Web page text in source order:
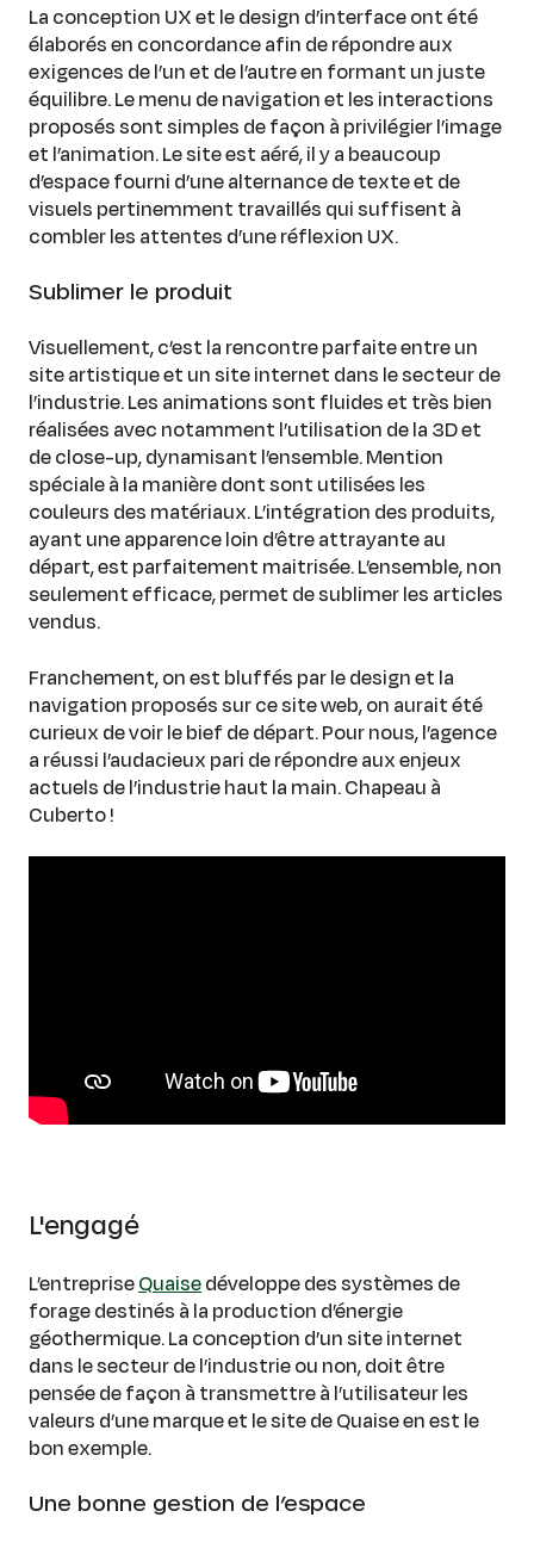
La conception UX et le design d’interface ont été
élaborés en concordance afin de répondre aux
exigences de l’un et de l’autre en formant un juste
équilibre. Le menu de navigation et les interactions
proposés sont simples de façon à privilégier l’image
et l’animation. Le site est aéré, il y a beaucoup
d’espace fourni d’une alternance de texte et de
visuels pertinemment travaillés qui suffisent à
combler les attentes d’une réflexion UX.
Sublimer le produit
Visuellement, c’est la rencontre parfaite entre un
site artistique et un site internet dans le secteur de
l’industrie. Les animations sont fluides et très bien
réalisées avec notamment l’utilisation de la 3D et
de close-up, dynamisant l’ensemble. Mention
spéciale à la manière dont sont utilisées les
couleurs des matériaux. L’intégration des produits,
ayant une apparence loin d’être attrayante au
départ, est parfaitement maitrisée. L’ensemble, non
seulement efficace, permet de sublimer les articles
vendus.
Franchement, on est bluffés par le design et la
navigation proposés sur ce site web, on aurait été
curieux de voir le bief de départ. Pour nous, l’agence
a réussi l’audacieux pari de répondre aux enjeux
actuels de l’industrie haut la main. Chapeau à
Cuberto !
L'engagé
L’entrepriseQuaisedéveloppe des systèmes de
forage destinés à la production d’énergie
géothermique. La conception d’un site internet
dans le secteur de l’industrie ou non, doit être
pensée de façon à transmettre à l’utilisateur les
valeurs d’une marque et le site de Quaise en est le
bon exemple.
Une bonne gestion de l’espace